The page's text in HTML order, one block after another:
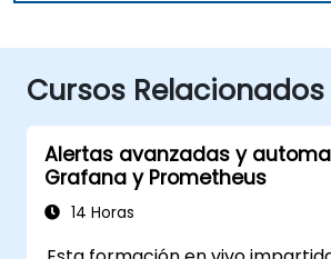
Cursos Relacionados
Alertas avanzadas y
Grafana y Prometheus
14 Horas